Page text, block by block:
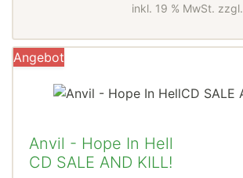
inkl. 19 % MwSt. zzgl.
Angebot
Anvil - Hope In Hell
CD SALE AND KILL!